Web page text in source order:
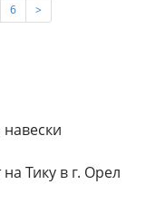
6 >
навески
Тику в г. Орел